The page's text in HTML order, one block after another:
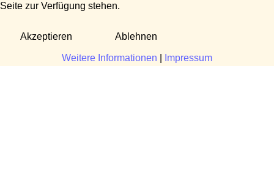
Seite zur Verfügung stehen.
Akzeptieren Ablehnen
Weitere Informationen Impressum